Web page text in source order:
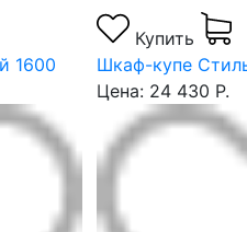
1600
Купить
Шкаф-купе
Цена: 24 430 Р.